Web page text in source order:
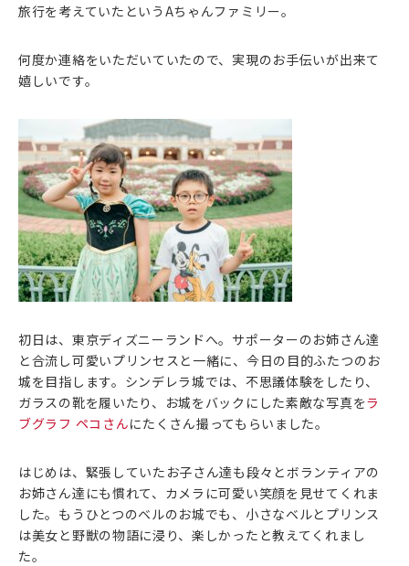
旅行を考えていたというAちゃんファミリー。
何度か連絡をいただいていたので、実現のお手伝いが出来て
嬉しいです。
初日は、東京ディズニーランドへ。サポーターのお姉さん達
と合流し可愛いプリンセスと一緒に、今日の目的ふたつのお
城を目指します。シンデレラ城では、不思議体験をしたり、
ガラスの靴を履いたり、お城をバックにした素敵な写真をラ
ブグラフ ペコさんにたくさん撮ってもらいました。
はじめは、緊張していたお子さん達も段々とボランティアの
お姉さん達にも慣れて、カメラに可愛い笑顔を見せてくれま
した。もうひとつのベルのお城でも、小さなベルとプリンス
は美女と野獣の物語に浸り、楽しかったと教えてくれまし
た。